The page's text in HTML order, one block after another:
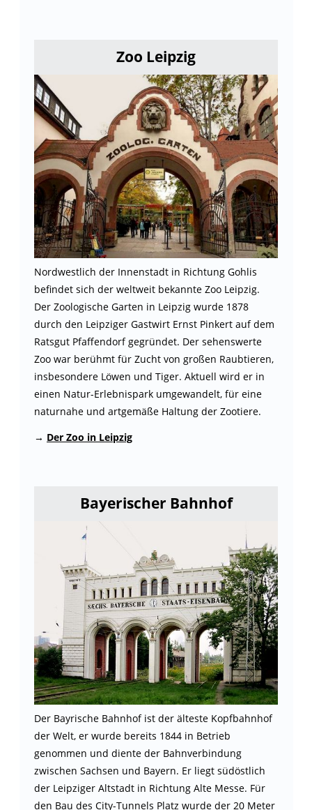
Zoo Leipzig
Nordwestlich der Innenstadt in Richtung Gohlis
befindet sich der weltweit bekannte Zoo Leipzig.
Der Zoologische Garten in Leipzig wurde 1878
durch den Leipziger Gastwirt Ernst Pinkert auf dem
Ratsgut Pfaffendorf gegründet. Der sehenswerte
Zoo war berühmt für Zucht von großen Raubtieren,
insbesondere Löwen und Tiger. Aktuell wird er in
einen Natur-Erlebnispark umgewandelt, für eine
naturnahe und artgemäße Haltung der Zootiere.
→ Der Zoo in Leipzig
Bayerischer Bahnhof
Der Bayrische Bahnhof ist der älteste Kopfbahnhof
der Welt, er wurde bereits 1844 in Betrieb
genommen und diente der Bahnverbindung
zwischen Sachsen und Bayern. Er liegt südöstlich
der Leipziger Altstadt in Richtung Alte Messe. Für
den Bau des City-Tunnels Platz wurde der 20 Meter